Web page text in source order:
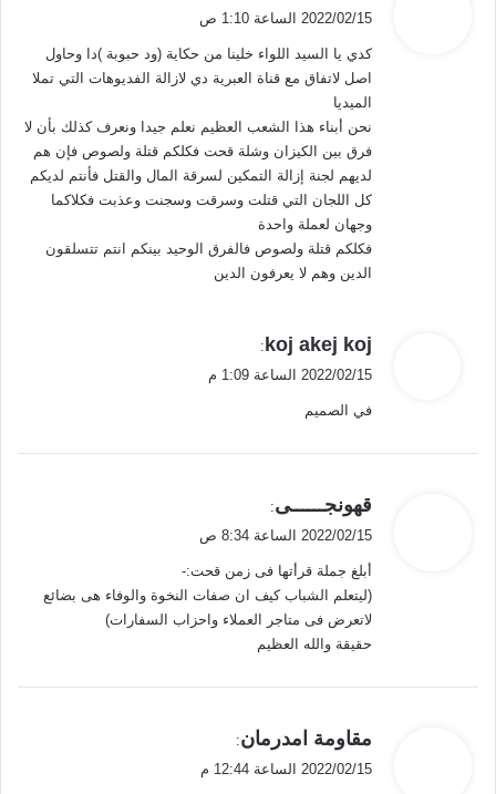
ل
2022/02/15 الساعة 1:10 ص
كدي يا السيد اللواء خلينا من حكاية (ود حبوبة )دا وحاول
اصل لاتفاق مع قناة العبرية دي لازالة الفديوهات التي تملا
الميديا
نحن أبناء هذا الشعب العظيم نعلم جيدا ونعرف كذلك بأن لا
فرق بين الكيزان وشلة قحت فكلكم قتلة ولصوص فإن هم
لديهم لجنة إزالة التمكين لسرقة المال والقتل فأنتم لديكم
كل اللجان التي قتلت وسرقت وسجنت وعذبت فكلاكما
وجهان لعملة واحدة
فكلكم قتلة ولصوص فالفرق الوحيد بينكم انتم تتسلقون
الدين وهم لا يعرفون الدين
ي
ل
koj akej koj
:
2022/02/15 الساعة 1:09 م
في الصميم
ي
ل
قهونجــــــى:
2022/02/15 الساعة 8:34 ص
أبلغ جملة قرأتها فى زمن قحت:-
(ليتعلم الشباب كيف ان صفات النخوة والوفاء هى بضائع
لاتعرض فى متاجر العملاء واحزاب السفارات)
حقيقة والله العظيم
مقاومة امدرمان:
2022/02/15 الساعة 12:44 م